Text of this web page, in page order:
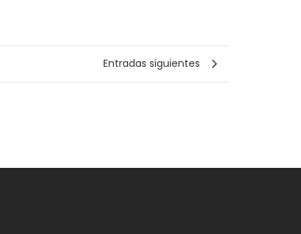
Entradas siguientes